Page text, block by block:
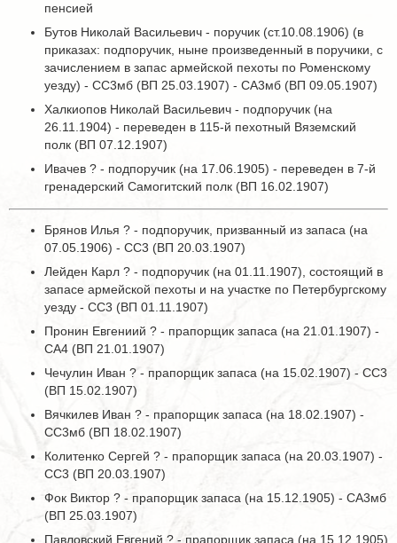
пенсией
Бутов Николай Васильевич - поручик (ст.10.08.1906) (в
приказах: подпоручик, ныне произведенный в поручики, с
зачислением в запас армейской пехоты по Роменскому
уезду) - СС3мб (ВП 25.03.1907) - СА3мб (ВП 09.05.1907)
Халкиопов Николай Васильевич - подпоручик (на
26.11.1904) - переведен в 115-й пехотный Вяземский
полк (ВП 07.12.1907)
Ивачев ? - подпоручик (на 17.06.1905) - переведен в 7-й
гренадерский Самогитский полк (ВП 16.02.1907)
Брянов Илья ? - подпоручик, призванный из запаса (на
07.05.1906) - СС3 (ВП 20.03.1907)
Лейден Карл ? - подпоручик (на 01.11.1907), состоящий в
запасе армейской пехоты и на участке по Петербургскому
уезду - СС3 (ВП 01.11.1907)
Пронин Евгениий ? - прапорщик запаса (на 21.01.1907) -
СА4 (ВП 21.01.1907)
Чечулин Иван ? - прапорщик запаса (на 15.02.1907) - СС3
(ВП 15.02.1907)
Вячкилев Иван ? - прапорщик запаса (на 18.02.1907) -
СС3мб (ВП 18.02.1907)
Колитенко Сергей ? - прапорщик запаса (на 20.03.1907) -
СС3 (ВП 20.03.1907)
Фок Виктор ? - прапорщик запаса (на 15.12.1905) - СА3мб
(ВП 25.03.1907)
Павловский Евгений ? - прапорщик запаса (на 15.12.1905)